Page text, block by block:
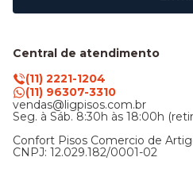
Central de atendimento
(11) 2221-1204
(11) 96307-3310
vendas@ligpisos.com.br
Seg. à Sáb. 8:30h às 18:00h
Confort Pisos Comercio de
CNPJ: 12.029.182/0001-02